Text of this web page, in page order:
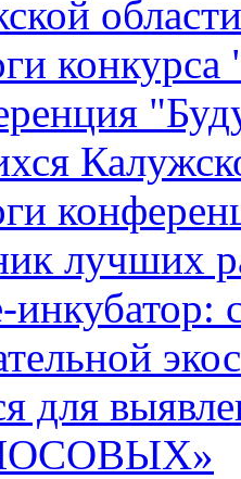
области
лучших
инкубатор:
для